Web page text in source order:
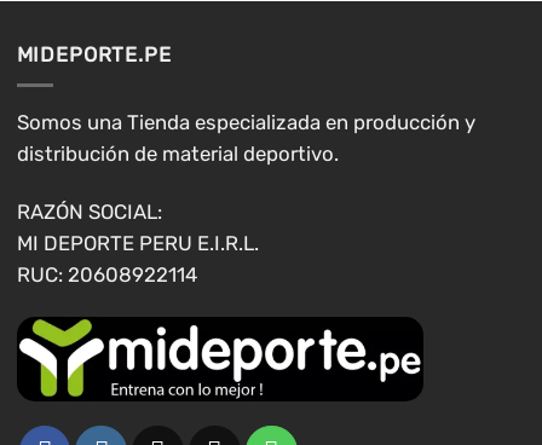
elegir
en
MIDEPORTE.PE
Somos una Tienda especializada en producción y
distribución de material deportivo.
RAZÓN SOCIAL:
MI DEPORTE PERU E.I.R.L.
RUC: 20608922114